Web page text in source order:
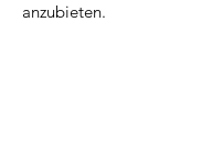
anzubieten.